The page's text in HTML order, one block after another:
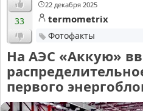
22 декабря 2025
33 termometrix
Фотофакты
На АЭС «Аккую»
первого